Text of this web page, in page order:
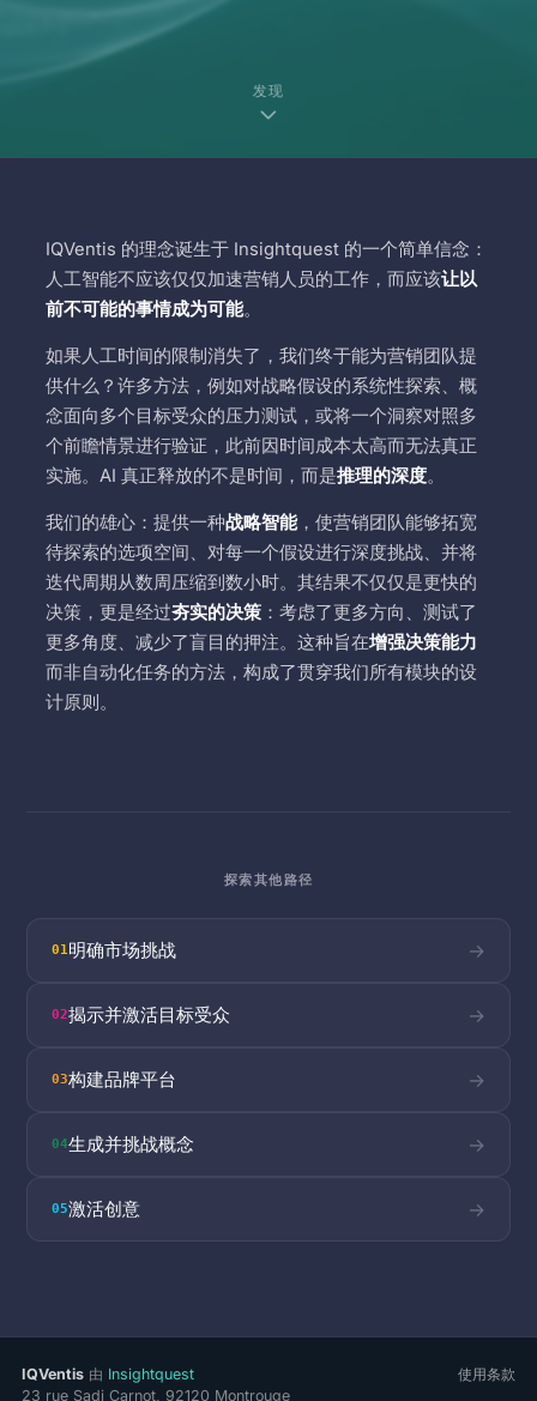
发现
IQVentis 的理念诞生于 Insightquest 的一个简单信念：
人工智能不应该仅仅加速营销人员的工作，而应该让以
前不可能的事情成为可能。
如果人工时间的限制消失了，我们终于能为营销团队提
供什么？许多方法，例如对战略假设的系统性探索、概
念面向多个目标受众的压力测试，或将一个洞察对照多
个前瞻情景进行验证，此前因时间成本太高而无法真正
实施。AI 真正释放的不是时间，而是推理的深度。
我们的雄心：提供一种战略智能，使营销团队能够拓宽
待探索的选项空间、对每一个假设进行深度挑战、并将
迭代周期从数周压缩到数小时。其结果不仅仅是更快的
决策，更是经过夯实的决策 ：考虑了更多方向、测试了
更多角度、减少了盲目的押注。这种旨在增强决策能力
而非自动化任务的方法，构成了贯穿我们所有模块的设
计原则。
探索其他路径
01明确市场挑战 →
02揭示并激活目标受众 →
03构建品牌平台 →
04生成并挑战概念 →
05激活创意 →
IQVentis由 Insightquest
23 rue Sadi Carnot, 92120 Montrouge
使用条款